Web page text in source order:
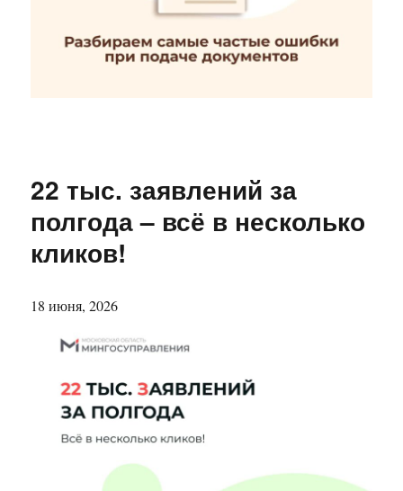
22 тыс. заявлений за
полгода – всё в несколько
кликов!
18 июня, 2026